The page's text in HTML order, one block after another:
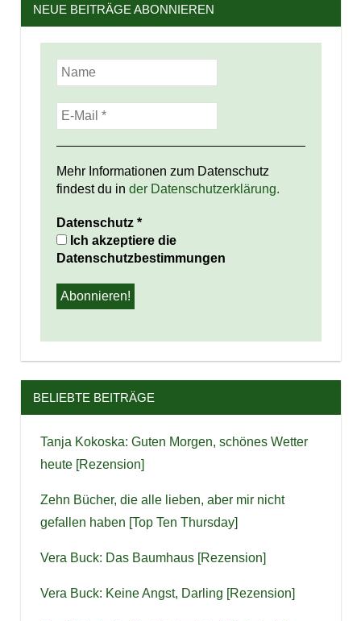
NEUE BEITRÄGE ABONNIEREN
Mehr Informationen zum Datenschutz
findest du in der Datenschutzerklärung.
Datenschutz *
Ich akzeptiere die
Datenschutzbestimmungen
BELIEBTE BEITRÄGE
Tanja Kokoska: Guten Morgen, schönes Wetter
heute [Rezension]
Zehn Bücher, die alle lieben, aber mir nicht
gefallen haben [Top Ten Thursday]
Vera Buck: Das Baumhaus [Rezension]
Vera Buck: Keine Angst, Darling [Rezension]